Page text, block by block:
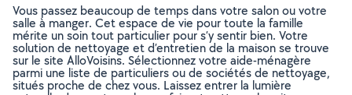
Vous passez beaucoup de temps dans votre salon ou votre
salle à manger. Cet espace de vie pour toute la famille
mérite un soin tout particulier pour s’y sentir bien. Votre
solution de nettoyage et d’entretien de la maison se trouve
sur le site AlloVoisins. Sélectionnez votre aide-ménagère
parmi une liste de particuliers ou de sociétés de nettoyage,
situés proche de chez vous. Laissez entrer la lumière